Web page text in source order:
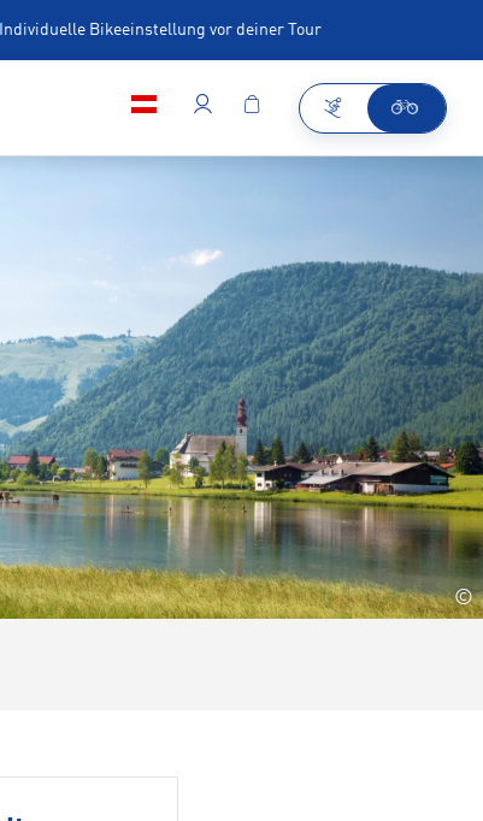
Individuelle Bikeeinstellung vor deiner Tour
Body Scanning
©